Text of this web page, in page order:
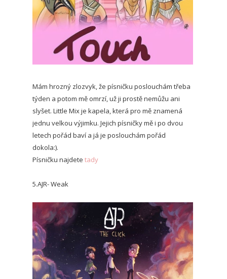
Mám hrozný zlozvyk, že písničku poslouchám třeba
týden a potom mě omrzí, už ji prostě nemůžu ani
slyšet. Little Mix je kapela, která pro mě znamená
jednu velkou výjimku. Jejich písničky mě i po dvou
letech pořád baví a já je poslouchám pořád
dokola:).
Písničku najdete tady
5.AJR- Weak